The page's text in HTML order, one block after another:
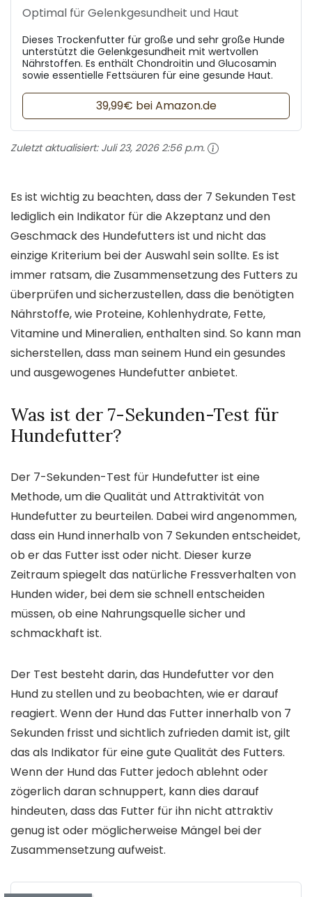
Optimal für Gelenkgesundheit und Haut
Dieses Trockenfutter für große und sehr große Hunde
unterstützt die Gelenkgesundheit mit wertvollen
Nährstoffen. Es enthält Chondroitin und Glucosamin
sowie essentielle Fettsäuren für eine gesunde Haut.
39,99€ bei Amazon.de
Zuletzt aktualisiert: Juli 23, 2026 2:56 p.m.
Es ist wichtig zu beachten, dass der 7 Sekunden Test
lediglich ein Indikator für die Akzeptanz und den
Geschmack des Hundefutters ist und nicht das
einzige Kriterium bei der Auswahl sein sollte. Es ist
immer ratsam, die Zusammensetzung des Futters zu
überprüfen und sicherzustellen, dass die benötigten
Nährstoffe, wie Proteine, Kohlenhydrate, Fette,
Vitamine und Mineralien, enthalten sind. So kann man
sicherstellen, dass man seinem Hund ein gesundes
und ausgewogenes Hundefutter anbietet.
Was ist der 7-Sekunden-Test für
Hundefutter?
Der 7-Sekunden-Test für Hundefutter ist eine
Methode, um die Qualität und Attraktivität von
Hundefutter zu beurteilen. Dabei wird angenommen,
dass ein Hund innerhalb von 7 Sekunden entscheidet,
ob er das Futter isst oder nicht. Dieser kurze
Zeitraum spiegelt das natürliche Fressverhalten von
Hunden wider, bei dem sie schnell entscheiden
müssen, ob eine Nahrungsquelle sicher und
schmackhaft ist.
Der Test besteht darin, das Hundefutter vor den
Hund zu stellen und zu beobachten, wie er darauf
reagiert. Wenn der Hund das Futter innerhalb von 7
Sekunden frisst und sichtlich zufrieden damit ist, gilt
das als Indikator für eine gute Qualität des Futters.
Wenn der Hund das Futter jedoch ablehnt oder
zögerlich daran schnuppert, kann dies darauf
hindeuten, dass das Futter für ihn nicht attraktiv
genug ist oder möglicherweise Mängel bei der
Zusammensetzung aufweist.